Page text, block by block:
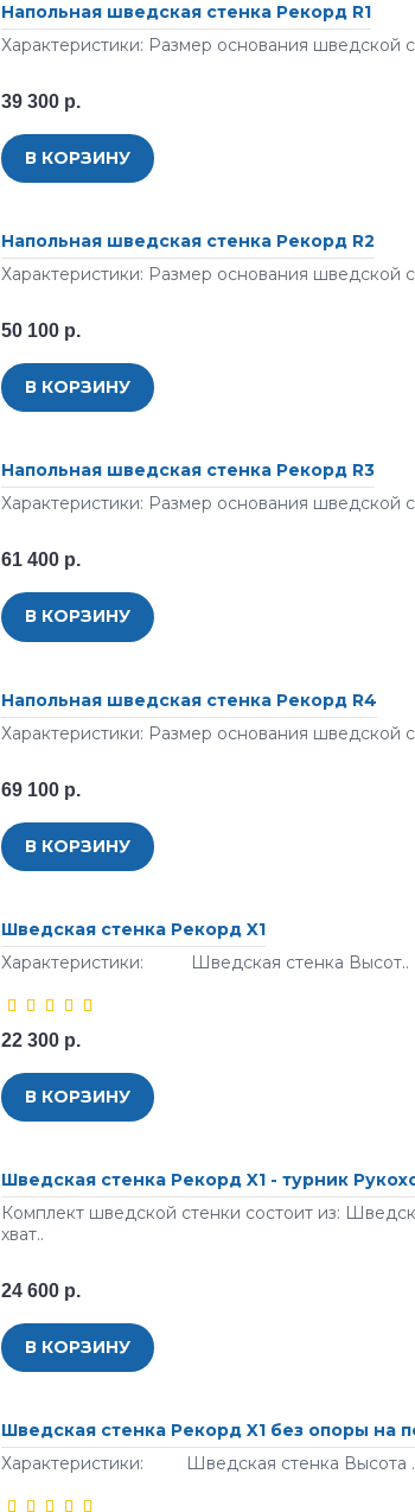
Напольная шведская стенка Рекорд R1
Характеристики: Размер основания шведской
39 300 р.
В КОРЗИНУ
Напольная шведская стенка Рекорд R2
Характеристики: Размер основания шведской
50 100 р.
В КОРЗИНУ
Напольная шведская стенка Рекорд R3
Характеристики: Размер основания шведской
61 400 р.
В КОРЗИНУ
Напольная шведская стенка Рекорд R4
Характеристики: Размер основания шведской
69 100 р.
В КОРЗИНУ
Шведская стенка Рекорд X1
Характеристики: Шведская стенка Высот..
22 300 р.
В КОРЗИНУ
Шведская стенка Рекорд X1 - турник
Комплект шведской стенки состоит из:
хват..
24 600 р.
В КОРЗИНУ
Шведская стенка Рекорд X1 без опоры на
Характеристики: Шведская стенка Высота